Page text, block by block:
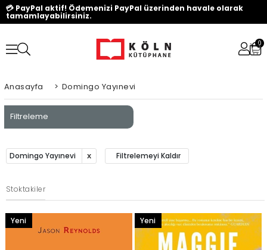
💳 PayPal aktif! Ödemenizi PayPal üzerinden havale olarak
tamamlayabilirsiniz.
0
Anasayfa > Domingo Yayınevi
Filtreleme
Domingo Yayınevi Filtrelemeyi Kaldır
Stoktakiler
Yeni
Yeni
Ürün